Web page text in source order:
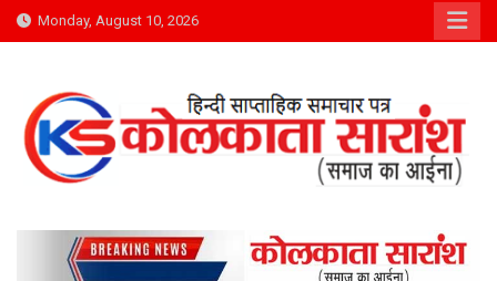
Skip
to
Monday, August 10, 2026
Kolkata Saransh News
समाज का आईना